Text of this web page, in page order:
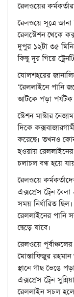
রেলওয়ের
রেলওয়ে সূত্রে
রেলস্টেশন থেকে
দুপুর ১২টা ৩৫
কিছু দূর গিয়ে
ষোলশহরের
‌‘রেললাইনে পানি
আটকে পড়া পর্যটক
স্টেশন মাস্টার
দিকে
করেছে। তখনও
হওয়ায়
চলাচল বন্ধ হয়ে
রেলওয়ে
এক্সপ্রেস ট্রেন
সময় নির্ধারিত
রেললাইনের পানি
ছেড়ে যাবে।
রেলওয়ে পূর্বাঞ্চলের
মোস্তাফিজুর
স্থানে গাছ ভেঙে
এক্সপ্রেস ট্রেন
রেললাইন সচল হলে